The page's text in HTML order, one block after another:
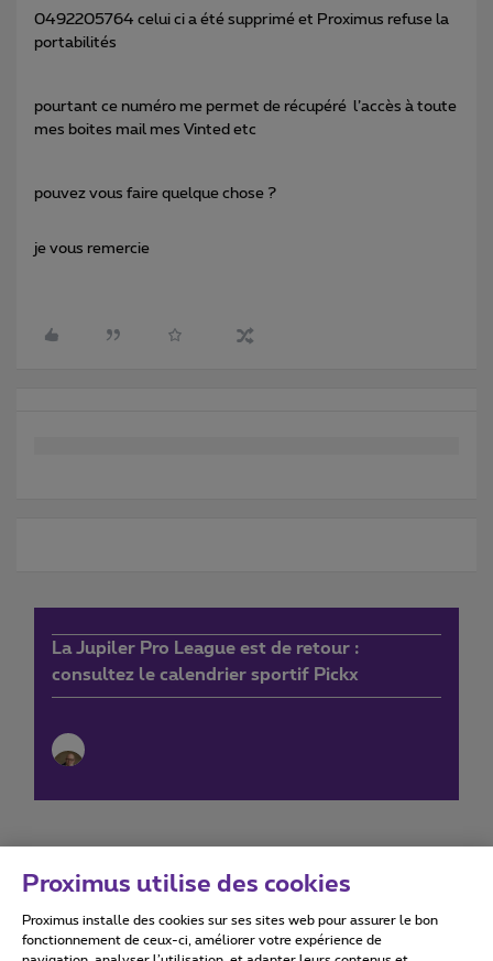
0492205764 celui ci a été supprimé et Proximus refuse la
portabilités
pourtant ce numéro me permet de récupéré l’accès à toute
mes boites mail mes Vinted etc
pouvez vous faire quelque chose ?
je vous remercie
La Jupiler Pro League est de retour :
consultez le calendrier sportif Pickx
Conditions d'utilisation Accessibility statement
Proximus utilise des cookies
Proximus installe des cookies sur ses sites web pour assurer le bon
fonctionnement de ceux-ci, améliorer votre expérience de